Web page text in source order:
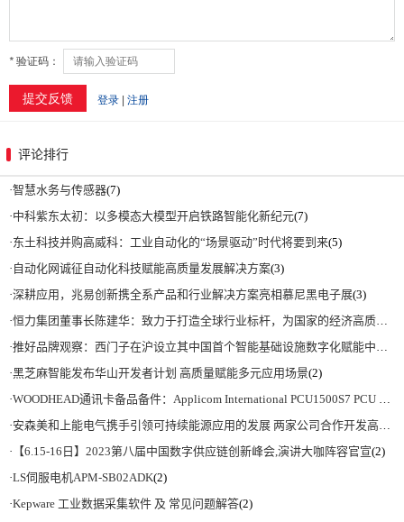
评论排行
·智慧水务与传感器(7)
·中科紫东太初：以多模态大模型开启铁路智能化新纪元(7)
·东土科技并购高威科：工业自动化的“场景驱动”时代将要到来(5)
· 自动化网诚征自动化科技赋能高质量发展解决方案(3)
·深耕应用，兆易创新携全系产品和行业解决方案亮相慕尼黑电子展(3)
·恒力集团董事长陈建华：致力于打造全球行业标杆，为国家的经济高质量发展贡献更大力量|上海电气集团党委书记、董事长吴磊来访
·推好品牌观察：西门子在沪设立其中国首个智能基础设施数字化赋能中心
·黑芝麻智能发布华山开发者计划 高质量赋能多元应用场景(2)
·WOODHEAD通讯卡备品备件：Applicom International PCU1500S7 PCU 1500 S7 V4.5.0
·安森美和上能电气携手引领可持续能源应用的发展 两家公司合作开发高性能储能和太阳能组串式逆变器方案 以实现可持续的未来
· 【6.15-16日】2023第八届中国数字供应链创新峰会,演讲大咖阵容官宣(2)
·LS伺服电机APM-SB02ADK(2)
·Kepware 工业数据采集软件 及 常见问题解答(2)